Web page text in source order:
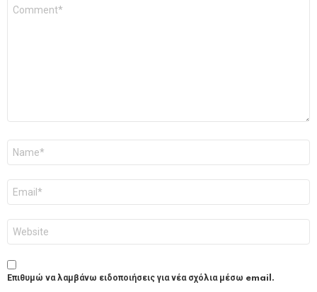
Επιθυμώ να λαμβάνω ειδοποιήσεις για νέα σχόλια μέσω email.